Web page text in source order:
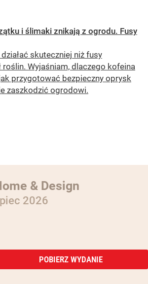
i ślimaki znikają z ogrodu. Fusy
skuteczniej niż fusy
roślin. Wyjaśniam, dlaczego kofeina
przygotować bezpieczny oprysk
zaszkodzić ogrodowi.
& Design
2026
POBIERZ WYDANIE